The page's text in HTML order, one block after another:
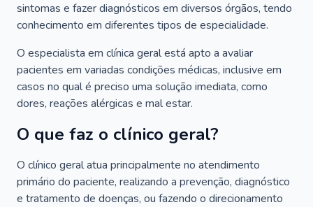
sintomas e fazer diagnósticos em diversos órgãos, tendo
conhecimento em diferentes tipos de especialidade.
O especialista em clínica geral está apto a avaliar
pacientes em variadas condições médicas, inclusive em
casos no qual é preciso uma solução imediata, como
dores, reações alérgicas e mal estar.
O que faz o clínico geral?
O clínico geral atua principalmente no atendimento
primário do paciente, realizando a prevenção, diagnóstico
e tratamento de doenças, ou fazendo o direcionamento